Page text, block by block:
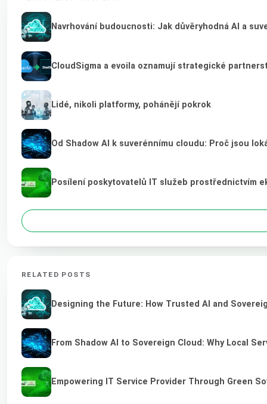
Navrhování budoucnosti: Jak důvěryhodná AI a
CloudSigma a evoila oznamují strategické
Lidé, nikoli platformy, pohánějí pokrok
Od Shadow AI k suverénnímu cloudu: Proč jsou
Posílení poskytovatelů IT služeb prostřednictvím
RELATED POSTS
Designing the Future: How Trusted AI and
From Shadow AI to Sovereign Cloud: Why Local
Empowering IT Service Provider Through Green